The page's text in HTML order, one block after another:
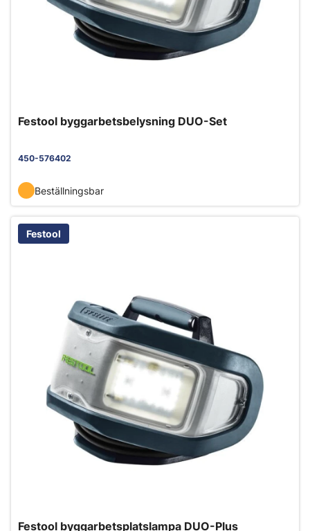
Festool byggarbetsbelysning DUO-Set
450-576402
Beställningsbar
Festool
Festool byggarbetsplatslampa DUO-Plus